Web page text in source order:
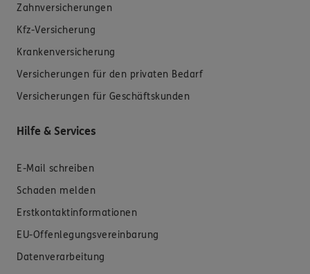
Zahnversicherungen
Kfz-Versicherung
Krankenversicherung
Versicherungen für den privaten Bedarf
Versicherungen für Geschäftskunden
Hilfe & Services
E-Mail schreiben
Schaden melden
Erstkontaktinformationen
EU-Offenlegungsvereinbarung
Datenverarbeitung